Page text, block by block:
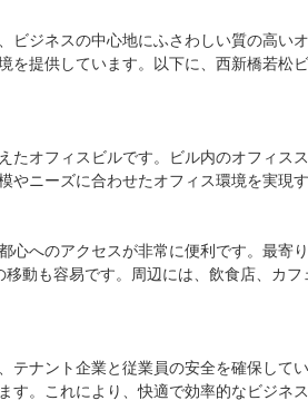
ビジネスの中心地にふさわしい質の高
を提供しています。以下に、西新橋若
たオフィスビルです。ビル内のオフィ
ニーズに合わせたオフィス環境を実現す
心へのアクセスが非常に便利です。最
動も容易です。周辺には、飲食店、カ
テナント企業と従業員の安全を確保し
。これにより、快適で効率的なビジネ